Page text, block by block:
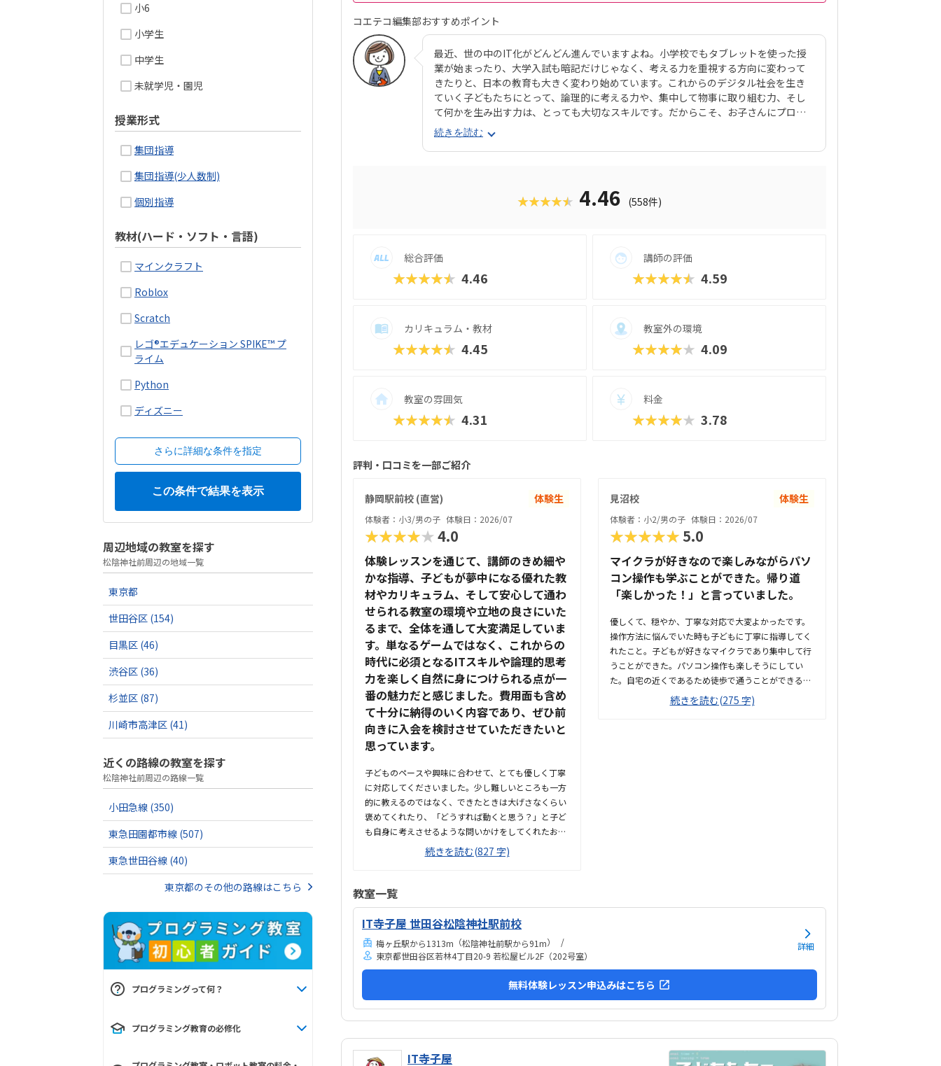
小6
小学生
中学生
未就学児・園児
授業形式
集団指導
集団指導(少人数制)
個別指導
教材(ハード・ソフト・言語)
マインクラフト
Roblox
Scratch
レゴ®エデュケーション SPIKE™ プ
ライム
Python
ディズニー
さらに詳細な条件を指定
周辺地域の教室を探す
松陰神社前周辺の地域一覧
東京都
世田谷区 (154)
目黒区 (46)
渋谷区 (36)
杉並区 (87)
川崎市高津区 (41)
近くの路線の教室を探す
松陰神社前周辺の路線一覧
小田急線 (350)
東急田園都市線 (507)
東急世田谷線 (40)
東京都のその他の路線はこちら
プログラミングって何？
プログラミング教育の必修化
コエテコ編集部おすすめポイント
最近、世の中のIT化がどんどん進んでいますよね。小学校でもタブレットを使った授
業が始まったり、大学入試も暗記だけじゃなく、考える力を重視する方向に変わって
きたりと、日本の教育も大きく変わり始めています。これからのデジタル社会を生き
ていく子どもたちにとって、論理的に考える力や、集中して物事に取り組む力、そし
て何かを生み出す力は、とっても大切なスキルです。だからこそ、お子さんにプログ
ラミングを学ばせたいと思う保護者の方も多いのではないでしょうか。でも、「うち
の子、途中で飽きちゃうんじゃないかな？」なんて心配になる気持ちも、すごくよく
分かります。そんな方にぜひおすすめしたいのが、デジタネプログラミング教室なん
で、ゲーム感覚で楽しみながら、自然とプログラミング的思考が身につくカリキュラ
続きを読む
★★★★★ 4.46 (558件)
総合評価
★★★★★ 4.46
講師の評価
★★★★★ 4.59
カリキュラム・教材
★★★★★ 4.45
教室外の環境
★★★★★ 4.09
教室の雰囲気
★★★★★ 4.31
料金
★★★★★ 3.78
評判・口コミを一部ご紹介
静岡駅前校 (直営) 体験生
体験者：小3/男の子 体験日：2026/07
★★★★★4.0
体験レッスンを通じて、講師のきめ細や
かな指導、子どもが夢中になる優れた教
材やカリキュラム、そして安心して通わ
せられる教室の環境や立地の良さにいた
るまで、全体を通して大変満足していま
す。単なるゲームではなく、これからの
時代に必須となるITスキルや論理的思考
力を楽しく自然に身につけられる点が一
番の魅力だと感じました。費用面も含め
て十分に納得のいく内容であり、ぜひ前
向きに入会を検討させていただきたいと
思っています。
子どものペースや興味に合わせて、とても優しく丁寧
に対応してくださいました。少し難しいところも一方
的に教えるのではなく、できたときは大げさなくらい
褒めてくれたり、「どうすれば動くと思う？」と子ど
も自身に考えさせるような問いかけをしてくれたおか
げで、終始楽しそうに、夢中になって取り組んでいま
した。人見知りなうちの子もすぐに緊張がほぐれ、安
なロブロックスの世界を舞台にしているため、最初か
ら最後まで高いモチベーションで取り組めていまし
た。ただ遊ぶだけでなく、ゲームを作るというプロセ
考力が学べるカリキュラムになっていて素晴らしいと
感じました。自分の思い描いた動きが画面上にすぐに
反映される仕組みも、子どもの「もっと作りたい」と
いう意欲をを引き出すのにぴったりだと思いました。
最寄り駅から近く、大通りを通...
続きを読む(827 字)
見沼校 体験生
体験者：小2/男の子 体験日：2026/07
★★★★★5.0
マイクラが好きなので楽しみながらパソ
コン操作も学ぶことができた。帰り道
「楽しかった！」と言っていました。
優しくて、穏やか、丁寧な対応で大変よかったです。
操作方法に悩んでいた時も子どもに丁寧に指導してく
れたこと。子どもが好きなマイクラであり集中して行
うことができた。パソコン操作も楽しそうにしてい
た。自宅の近くであるため徒歩で通うことができる。
駅からも10分くらいで着くので立地も良いと思う。道
路沿いであるが静かな環境で子どもも落ち着いて集中
続きを読む(275 字)
教室一覧
IT寺子屋 世田谷松陰神社駅前校
梅ヶ丘駅から1313m （松陰神社前駅から91m）
東京都世田谷区若林4丁目20-9 若松屋ビル2F（202号室）
詳細
無料体験レッスン申込みはこちら
IT寺子屋